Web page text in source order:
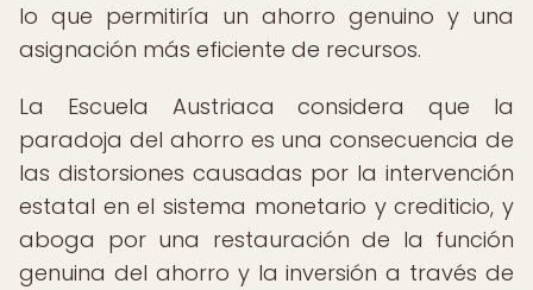
lo que permitiría un ahorro genuino y una
asignación más eficiente de recursos.
La Escuela Austriaca considera que la
paradoja del ahorro es una consecuencia de
las distorsiones causadas por la intervención
estatal en el sistema monetario y crediticio, y
aboga por una restauración de la función
genuina del ahorro y la inversión a través de